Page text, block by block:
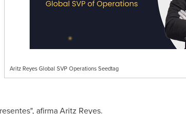
Aritz Reyes Global SVP Operations Seedtag
afirma Aritz Reyes.